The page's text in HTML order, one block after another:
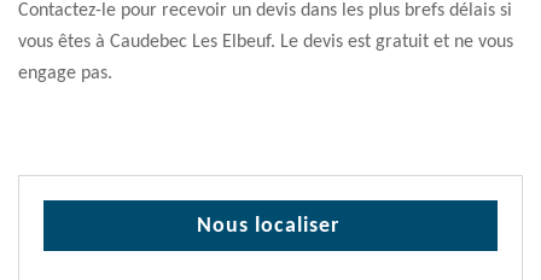
Contactez-le pour recevoir un devis dans les plus brefs délais si
vous êtes à Caudebec Les Elbeuf. Le devis est gratuit et ne vous
engage pas.
Nous localiser